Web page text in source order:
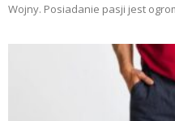
Wojny. Posiadanie pasji jest